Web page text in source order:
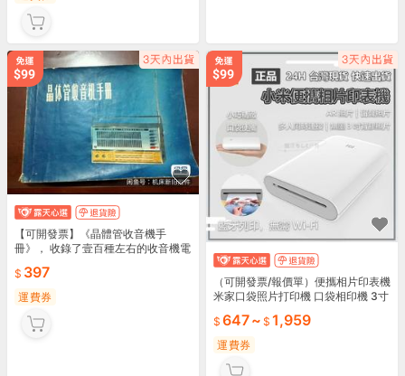
【可開發票】《晶體管收音機手
冊》， 收錄了壹百種左右的收音機電
397
運費券
（可開發票/報價單）便攜相片印表機
米家口袋照片打印機 口袋相印機 3寸
相片印表機
647~ 1,959
運費券